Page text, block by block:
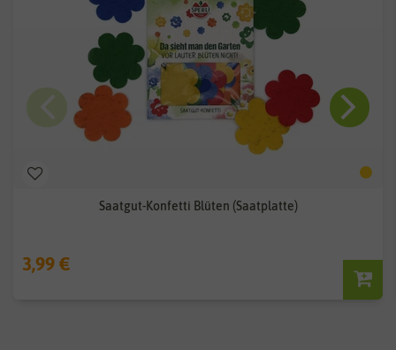
Saatgut-Konfetti Blüten (Saatplatte)
3,99 €